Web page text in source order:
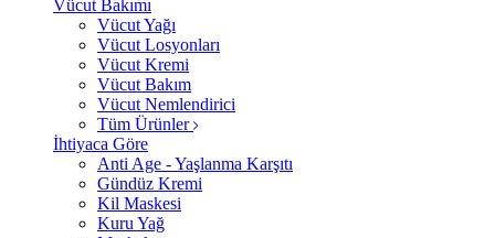
Vücut Bakımı
Vücut Yağı
Vücut Losyonları
Vücut Kremi
Vücut Bakım
Vücut Nemlendirici
Tüm Ürünler
İhtiyaca Göre
Anti Age - Yaşlanma Karşıtı
Gündüz Kremi
Kil Maskesi
Kuru Yağ